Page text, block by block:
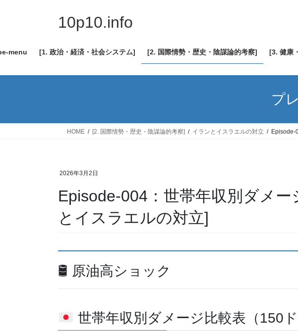
ツ
ス
シ
ン
10p10.info
menu [1. 政治・経済・社会システム] [2. 国際情勢・歴史・陰謀論的考察] [3. 健康
プ
HOME [2. 国際情勢・歴史・陰謀論的考察] イランとイスラエルの対立 Episode-
2026年3月2日
Episode-004：世帯年収別ダメー
とイスラエルの対立]
🛢 原油高ショック
世帯年収別ダメージ比較表（150